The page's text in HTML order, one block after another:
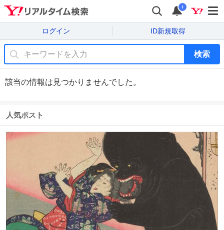
i
ログイン ID新規取得
検索
該当の情報は見つかりませんでした。
人気ポスト